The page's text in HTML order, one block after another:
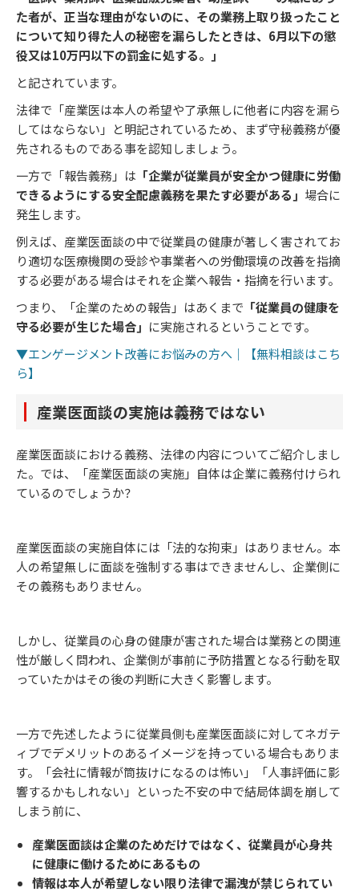
た者が、正当な理由がないのに、その業務上取り扱ったこと
について知り得た人の秘密を漏らしたときは、6月以下の懲
役又は10万円以下の罰金に処する。」
と記されています。
法律で「産業医は本人の希望や了承無しに他者に内容を漏ら
してはならない」と明記されているため、まず守秘義務が優
先されるものである事を認知しましょう。
一方で「報告義務」は 「企業が従業員が安全かつ健康に労働
できるようにする安全配慮義務を果たす必要がある」 場合に
発生します。
例えば、産業医面談の中で従業員の健康が著しく害されてお
り適切な医療機関の受診や事業者への労働環境の改善を指摘
する必要がある場合はそれを企業へ報告・指摘を行います。
つまり、「企業のための報告」はあくまで 「従業員の健康を
守る必要が生じた場合」 に実施されるということです。
▼エンゲージメント改善にお悩みの方へ｜【無料相談はこち
ら】
産業医面談の実施は義務ではない
産業医面談における義務、法律の内容についてご紹介しまし
た。では、「産業医面談の実施」自体は企業に義務付けられ
ているのでしょうか？
産業医面談の実施自体には「法的な拘束」はありません。本
人の希望無しに面談を強制する事はできませんし、企業側に
その義務もありません。
しかし、従業員の心身の健康が害された場合は業務との関連
性が厳しく問われ、企業側が事前に予防措置となる行動を取
っていたかはその後の判断に大きく影響します。
一方で先述したように従業員側も産業医面談に対してネガテ
ィブでデメリットのあるイメージを持っている場合もありま
す。「会社に情報が筒抜けになるのは怖い」「人事評価に影
響するかもしれない」といった不安の中で結局体調を崩して
しまう前に、
産業医面談は企業のためだけではなく、従業員が心身共
に健康に働けるためにあるもの
情報は本人が希望しない限り法律で漏洩が禁じられてい